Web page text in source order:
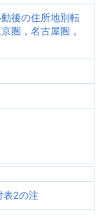
後の住所地別転
圏，名古屋圏，
表2の注